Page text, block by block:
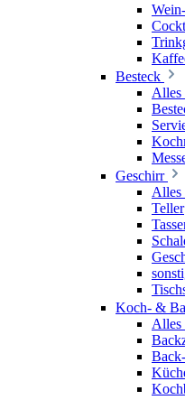
Besteck
Alles
Geschirr
Alles
Teller
Koch- &
Alles